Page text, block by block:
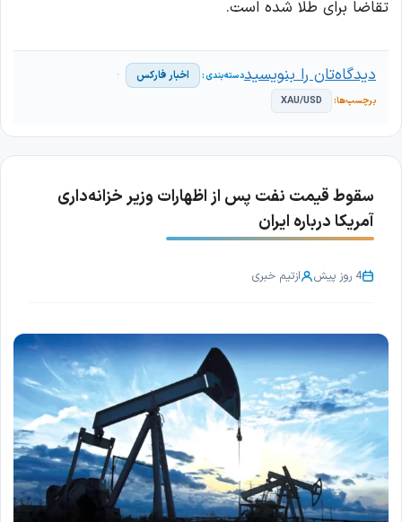
تقاضا برای طلا شده است.
اخبار فارکس
XAU/USD
دیدگاه‌تان را بنویسید
سقوط قیمت نفت پس از اظهارات وزیر خزانه‌داری
آمریکا درباره ایران
4 روز پیش ازتیم خبری